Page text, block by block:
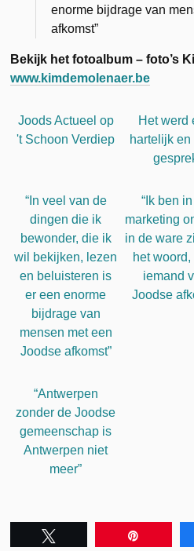
enorme bijdrage van
afkomst”
Bekijk het fotoalbum – foto’s
www.kimdemolenaer.be
Joods Actueel op
't Schoon Verdiep
Het werd
hartelijk en
“In veel van de
dingen die ik
bewonder, die ik
wil bekijken, lezen
en beluisteren is
er een enorme
bijdrage van
mensen met een
Joodse afkomst”
“Ik ben
marketing
in de ware
het woord,
iemand
Joodse
“Antwerpen
zonder de Joodse
gemeenschap is
Antwerpen niet
meer”